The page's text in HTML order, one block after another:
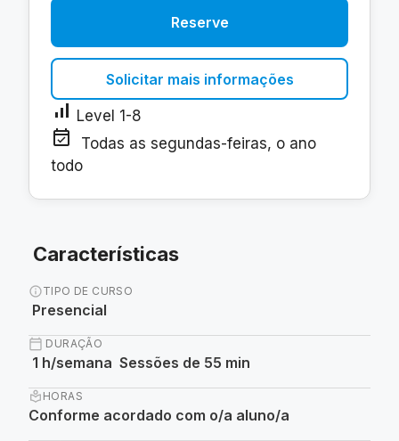
Características
infoTIPO DE CURSO
Presencial
calendar_today DURAÇÃO
1 h/semana Sessões de 55 min
local_library HORAS
Conforme acordado com o/a aluno/a
Reserve
Solicitar mais informações
signal_cellular_alt Level 1-8
event_available
Todas as segundas-feiras, o ano
todo